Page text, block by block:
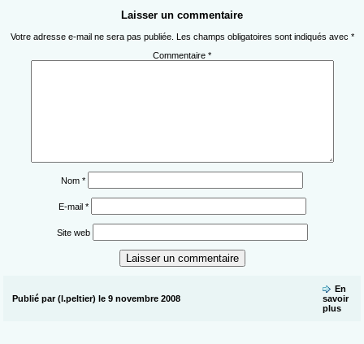
Laisser un commentaire
Votre adresse e-mail ne sera pas publiée. Les champs obligatoires sont indiqués avec *
Commentaire *
Nom *
E-mail *
Site web
Publié par (l.peltier) le 9 novembre 2008
En
savoir
plus